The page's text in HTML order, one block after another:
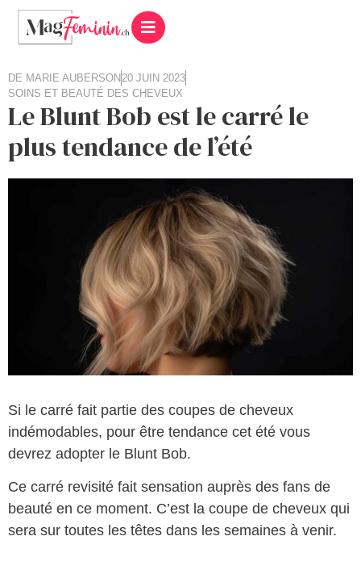
DE MARIE AUBERSON20 JUIN 2023
SOINS ET BEAUTÉ DES CHEVEUX
Le Blunt Bob est le carré le
plus tendance de l’été
Si le carré fait partie des coupes de cheveux
indémodables, pour être tendance cet été vous
devrez adopter le Blunt Bob.
Ce carré revisité fait sensation auprès des fans de
beauté en ce moment. C’est la coupe de cheveux qui
sera sur toutes les têtes dans les semaines à venir.